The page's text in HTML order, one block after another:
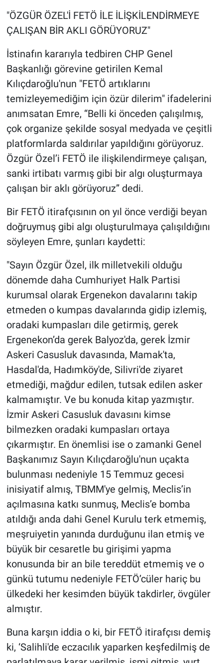
"ÖZGÜR ÖZEL'İ FETÖ İLE İLİŞKİLENDİRMEYE
ÇALIŞAN BİR AKLI GÖRÜYORUZ"
İstinafın kararıyla tedbiren CHP Genel
Başkanlığı görevine getirilen Kemal
Kılıçdaroğlu'nun "FETÖ artıklarını
temizleyemediğim için özür dilerim" ifadelerini
anımsatan Emre, “Belli ki önceden çalışılmış,
çok organize şekilde sosyal medyada ve çeşitli
platformlarda saldırılar yapıldığını görüyoruz.
Özgür Özel’i FETÖ ile ilişkilendirmeye çalışan,
sanki irtibatı varmış gibi bir algı oluşturmaya
çalışan bir aklı görüyoruz” dedi.
Bir FETÖ itirafçısının on yıl önce verdiği beyan
doğruymuş gibi algı oluşturulmaya çalışıldığını
söyleyen Emre, şunları kaydetti:
"Sayın Özgür Özel, ilk milletvekili olduğu
dönemde daha Cumhuriyet Halk Partisi
kurumsal olarak Ergenekon davalarını takip
etmeden o kumpas davalarında gidip izlemiş,
oradaki kumpasları dile getirmiş, gerek
Ergenekon’da gerek Balyoz'da, gerek İzmir
Askeri Casusluk davasında, Mamak'ta,
Hasdal'da, Hadımköy'de, Silivri'de ziyaret
etmediği, mağdur edilen, tutsak edilen asker
kalmamıştır. Ve bu konuda kitap yazmıştır.
İzmir Askeri Casusluk davasını kimse
bilmezken oradaki kumpasları ortaya
çıkarmıştır. En önemlisi ise o zamanki Genel
Başkanımız Sayın Kılıçdaroğlu'nun uçakta
bulunması nedeniyle 15 Temmuz gecesi
inisiyatif almış, TBMM'ye gelmiş, Meclis’in
açılmasına katkı sunmuş, Meclis’e bomba
atıldığı anda dahi Genel Kurulu terk etmemiş,
meşruiyetin yanında durduğunu ilan etmiş ve
büyük bir cesaretle bu girişimi yapma
konusunda bir an bile tereddüt etmemiş ve o
günkü tutumu nedeniyle FETÖ’cüler hariç bu
ülkedeki her kesimden büyük takdirler, övgüler
almıştır.
Buna karşın iddia o ki, bir FETÖ itirafçısı demiş
ki, ‘Salihli'de eczacılık yaparken keşfedilmiş de